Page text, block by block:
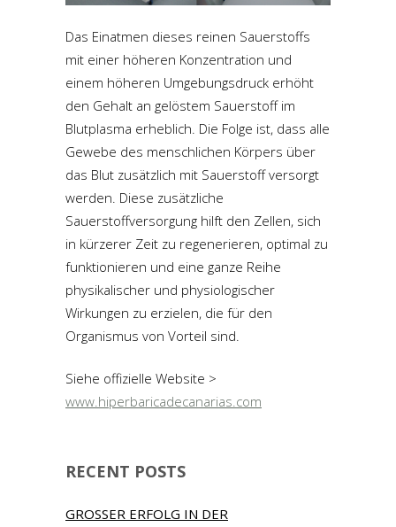
Das Einatmen dieses reinen Sauerstoffs
mit einer höheren Konzentration und
einem höheren Umgebungsdruck erhöht
den Gehalt an gelöstem Sauerstoff im
Blutplasma erheblich. Die Folge ist, dass alle
Gewebe des menschlichen Körpers über
das Blut zusätzlich mit Sauerstoff versorgt
werden. Diese zusätzliche
Sauerstoffversorgung hilft den Zellen, sich
in kürzerer Zeit zu regenerieren, optimal zu
funktionieren und eine ganze Reihe
physikalischer und physiologischer
Wirkungen zu erzielen, die für den
Organismus von Vorteil sind.
Siehe offizielle Website >
www.hiperbaricadecanarias.com
RECENT POSTS
GROSSER ERFOLG IN DER